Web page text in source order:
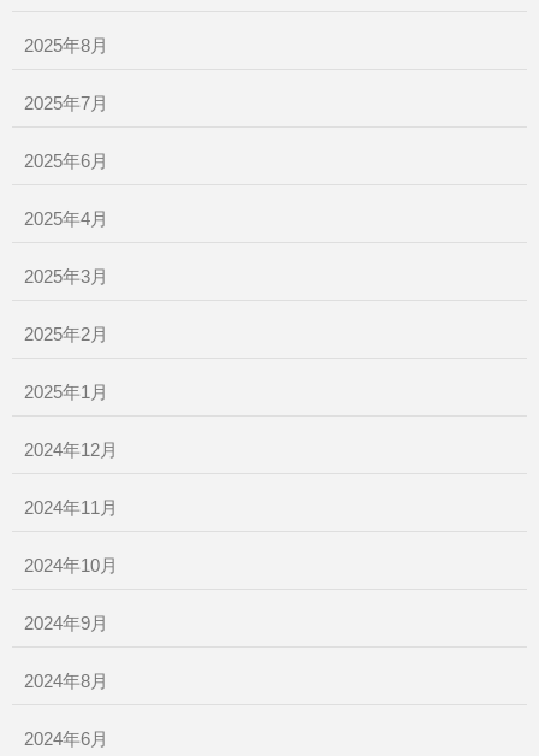
2025年8月
2025年7月
2025年6月
2025年4月
2025年3月
2025年2月
2025年1月
2024年12月
2024年11月
2024年10月
2024年9月
2024年8月
2024年6月